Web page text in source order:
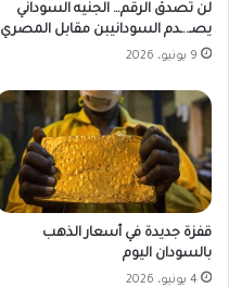
لن تصدق الرقم… الجنيه السوداني
يصـ..ـدم السودانيبن مقابل المصري
9 يونيو، 2026
قفزة جديدة في أسعار الذهب
بالسودان اليوم
4 يونيو، 2026